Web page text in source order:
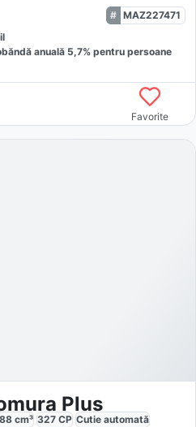
MAZ227471
anuală 5,7% pentru persoane
Favorite
Plus
cm³ 327 CP Cutie automată